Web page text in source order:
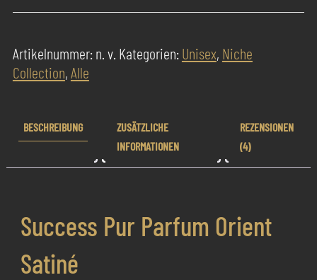
Parfum
Satiné
Menge
Artikelnummer:n. v. Kategorien:Unisex, Niche
Collection,Alle
BESCHREIBUNG
ZUSÄTZLICHE
INFORMATIONEN
REZENSIONEN
(4)
Success Pur Parfum Orient
Satiné